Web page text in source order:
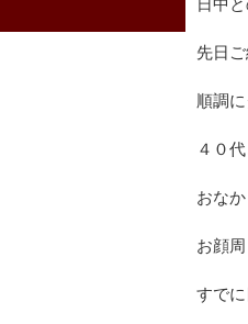
先日
順調
４０
おな
お顔
すで